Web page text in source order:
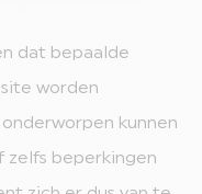
dat bepaalde
worden
kunnen
zelfs beperkingen